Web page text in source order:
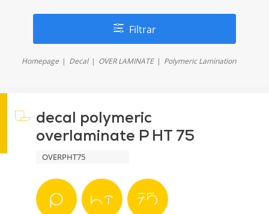
Filtrar
Homepage Decal OVER LAMINATE Polymeric Lamination
decal polymeric
overlaminate P HT 75
OVERPHT75